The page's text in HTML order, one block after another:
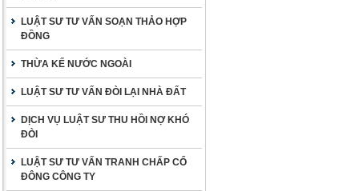
LUẬT SƯ TƯ VẤN SOẠN THẢO HỢP
ĐỒNG
THỪA KẾ NƯỚC NGOÀI
LUẬT SƯ TƯ VẤN ĐÒI LẠI NHÀ ĐẤT
DỊCH VỤ LUẬT SƯ THU HỒI NỢ KHÓ
ĐÒI
LUẬT SƯ TƯ VẤN TRANH CHẤP CỔ
ĐÔNG CÔNG TY